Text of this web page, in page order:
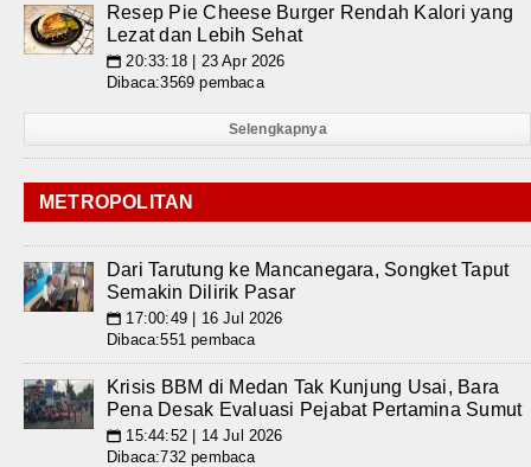
Resep Pie Cheese Burger Rendah Kalori yang
Lezat dan Lebih Sehat
📅 20:33:18 | 23 Apr 2026
Dibaca:3569 pembaca
Selengkapnya
METROPOLITAN
Dari Tarutung ke Mancanegara, Songket Taput
Semakin Dilirik Pasar
📅 17:00:49 | 16 Jul 2026
Dibaca:551 pembaca
Krisis BBM di Medan Tak Kunjung Usai, Bara
Pena Desak Evaluasi Pejabat Pertamina Sumut
📅 15:44:52 | 14 Jul 2026
Dibaca:732 pembaca